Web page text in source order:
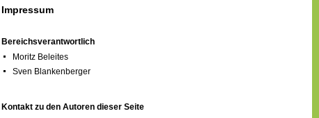
Impressum
Bereichsverantwortlich
Moritz Beleites
Sven Blankenberger
Kontakt zu den Autoren dieser Seite